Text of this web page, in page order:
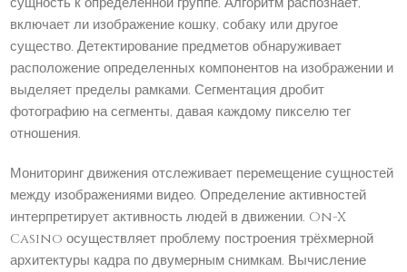
включает ли изображение кошку, собаку или другое
существо. Детектирование предметов обнаруживает
расположение определенных компонентов на изображении и
выделяет пределы рамками. Сегментация дробит
фотографию на сегменты, давая каждому пикселю тег
отношения.
Мониторинг движения отслеживает перемещение сущностей
между изображениями видео. Определение активностей
интерпретирует активность людей в движении. On-X
Casino осуществляет проблему построения трёхмерной
архитектуры кадра по двумерным снимкам. Вычисление